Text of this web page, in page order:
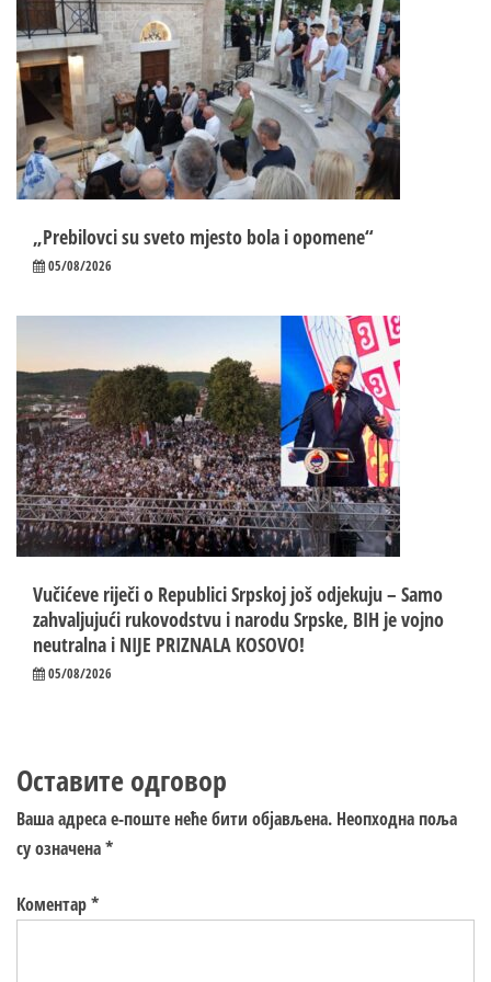
„Prebilovci su sveto mjesto bola i opomene“
05/08/2026
Vučićeve riječi o Republici Srpskoj još odjekuju – Samo
zahvaljujući rukovodstvu i narodu Srpske, BIH je vojno
neutralna i NIJE PRIZNALA KOSOVO!
05/08/2026
Оставите одговор
Ваша адреса е-поште неће бити објављена. Неопходна поља
су означена*
Коментар*